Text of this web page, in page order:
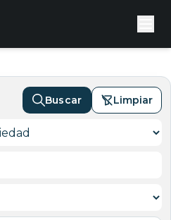
Buscar Limpiar